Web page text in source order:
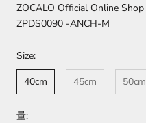
ZOCALO Official Online Shop
ZPDS0090 -ANCH-M
Size:
40cm
45cm 50cm
量: